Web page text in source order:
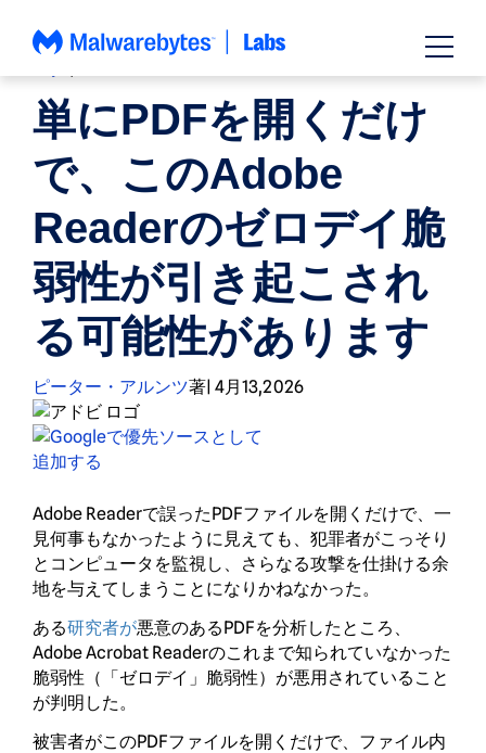
単にPDFを開くだけ
で、このAdobe
Readerのゼロデイ脆
弱性が引き起こされ
る可能性があります
ピーター・アルンツ著| 4月13,2026
Adobe Readerで誤ったPDFファイルを開くだけで、一
見何事もなかったように見えても、犯罪者がこっそり
とコンピュータを監視し、さらなる攻撃を仕掛ける余
地を与えてしまうことになりかねなかった。
ある研究者が悪意のあるPDFを分析したところ、
Adobe Acrobat Readerのこれまで知られていなかった
脆弱性（「ゼロデイ」脆弱性）が悪用されていること
が判明した。
被害者がこのPDFファイルを開くだけで、ファイル内